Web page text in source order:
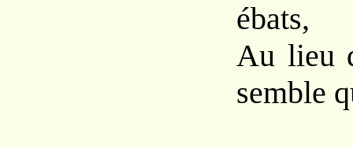
ébats,
Au lieu
semble